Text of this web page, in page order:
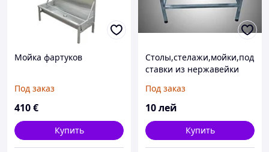
Мойка фартуков
Под заказ
410€
Купить
Столы,стелажи,мойки,под
ставки из нержавейки
Под заказ
10лей
Купить